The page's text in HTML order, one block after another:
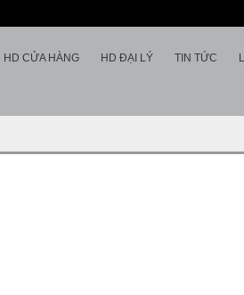
HD CỬA HÀNG HD ĐẠI LÝ TIN TỨC